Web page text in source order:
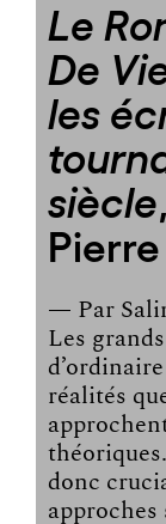
Le
De
les
siècle
— Par
Les
réalités
donc
approches